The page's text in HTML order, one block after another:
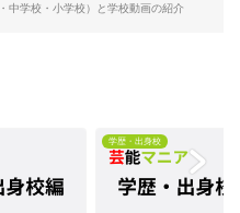
中学校・小学校）と学校動画の紹介
学歴・出身校